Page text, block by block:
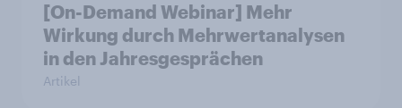
[On-Demand Webinar] Mehr
Wirkung durch Mehrwertanalysen
in den Jahresgesprächen
Artikel